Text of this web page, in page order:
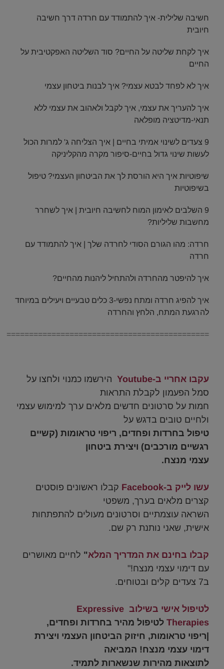
חשיבה שלילית- איך להתמודד עם חרדה דרך חשיבה
חיובית
איך לקחת שליטה על החיים? סוד השליטה האפקטיבית על
החיים
איך לא לפחד לבטא עצמי? איך לבנות ביטחון עצמי
איך להעריך את עצמי, איך לקבל ולאהוב את עצמי ללא
תנאי-מדיטציה מופלאה
9 צעדים לשינוי אמיתי בחיים | איך הצליחה ג' למרות הכול
לעשות שינוי גדול בחיים-סיפור מקרה מהקליניקה
שיפוטיות איך היא הורסת לך את הביטחון העצמי? טיפול
בשיפוטיות
9 השלבים לאימון המוח לחשיבה חיובית | איך לשחרר
מחשבות שליליות?
חרדה: מהו הגורם הסודי לחרדה שלך | איך להתמודד עם
חרדה
איך להיפטר מהחרדה ולהתחיל ליהנות מהחיים?
איך להפיג חרדה ומתח נפשי-3 כלים טבעיים ויעילים במיוחד
להרגעת המתח, הלחץ והחרדה
=============================================
עקבו אחריי ב-Youtube
הירשמו כמנוי ולחצו על
סמל הפעמון לקבלת התראות
חמות על סרטונים חדשים מלאים ערך למימוש עצמי
ולחיים טובים בדגש על
טיפול בחרדות ופחדים, ריפוי טראומות (קשיים
רגשיים מורכבים) ויצירת ביטחון
עצמי מנצח.
עשו לייק ב-Facebook
קבלו ראשונים פוסטים
קצרים מלאים בערך, משפטי
השראה עוצמתיים וסרטונים מעולים להתפתחות
אישית, שאני נותנת רק שם.
קבלו בחינם את המדריך המלא" לחיים מאושרים
עם דימוי עצמי מנצח!"
ב7 צעדים קלים ובטוחים.
לטיפול אישי בשילוב Expressive
Therapies לטיפול מהיר בחרדות ופחדים,
|ריפוי טראומות, חיזוק הביטחון העצמי ויצירת
דימוי עצמי מנצח! המביאה
לתוצאות מהירות שנשארות לתמיד.